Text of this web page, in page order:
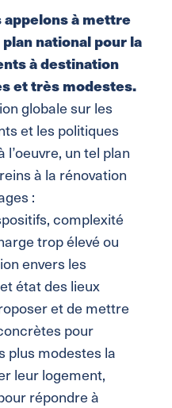
appelons à mettre
national pour la
à destination
et très modestes.
globale sur les
et les politiques
l’oeuvre, un tel plan
à la rénovation
:
complexité
trop élevé ou
envers les
état des lieux
et de mettre
pour
plus modestes la
leur logement,
répondre à